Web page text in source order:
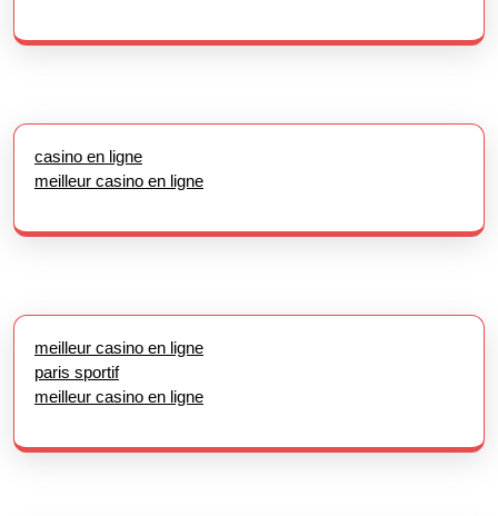
casino en ligne
meilleur casino en ligne
meilleur casino en ligne
paris sportif
meilleur casino en ligne